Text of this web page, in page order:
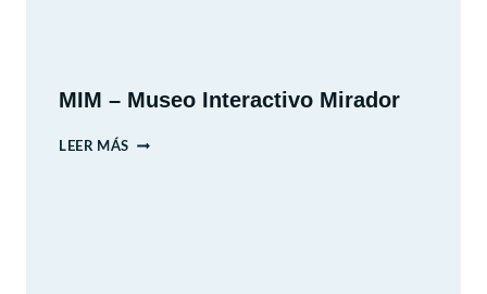
MIM – Museo Interactivo Mirador
LEER MÁS MIM